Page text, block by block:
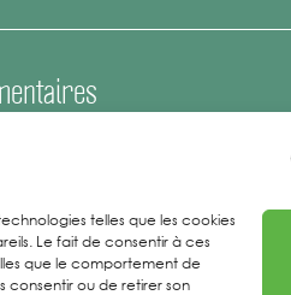
telles que les cookies
Le fait de consentir à ces
que le comportement de
consentir ou de retirer son